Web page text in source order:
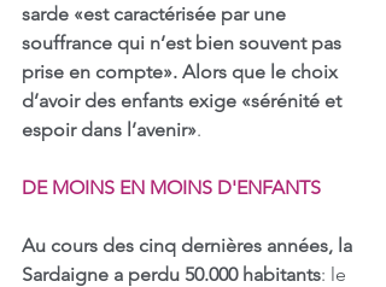
sarde «est caractérisée par une
souffrance qui n’est bien souvent pas
prise en compte». Alors que le choix
d’avoir des enfants exige «sérénité et
espoir dans l’avenir».
DE MOINS EN MOINS D'ENFANTS
Au cours des cinq dernières années, la
Sardaigne a perdu 50.000 habitants: le